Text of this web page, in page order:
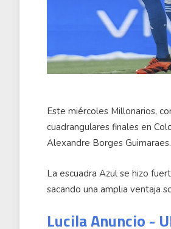
Este miércoles Millonarios,
cuadrangulares finales en
Alexandre Borges Guimaraes.
La escuadra Azul se hizo
sacando una amplia ventaja
Lucila Anuncio -